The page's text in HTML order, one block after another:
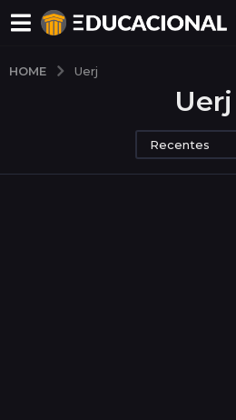
HOME Uerj
Uerj
Recentes